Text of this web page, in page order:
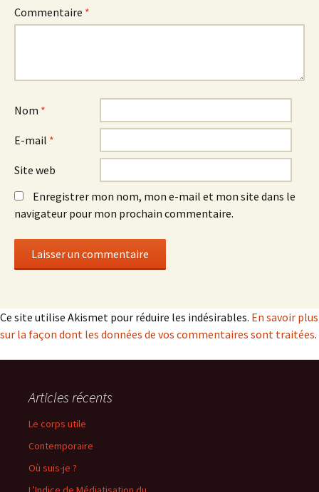
Commentaire *
Nom *
E-mail *
Site web
Enregistrer mon nom, mon e-mail et mon site dans le
navigateur pour mon prochain commentaire.
Ce site utilise Akismet pour réduire les indésirables. En savoir plus
sur la façon dont les données de vos commentaires sont traitées.
Articles récents
Le corps utile
Contemporaire
Où suis-je ?